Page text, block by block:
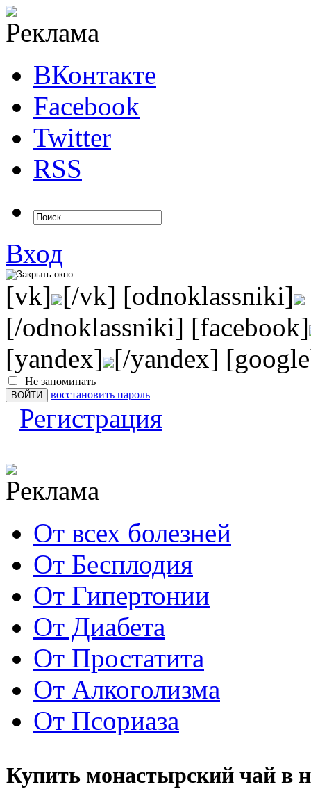
ВКонтакте
Facebook
Twitter
RSS
Вход
[vk] [/vk] [odnoklassniki]
[/odnoklassniki] [facebook]
[yandex] [/yandex]
Не запоминать
восстановить пароль
Регистрация
От всех болезней
От Бесплодия
От Гипертонии
От Диабета
От Простатита
От Алкоголизма
От Псориаза
Купить монастырский чай в